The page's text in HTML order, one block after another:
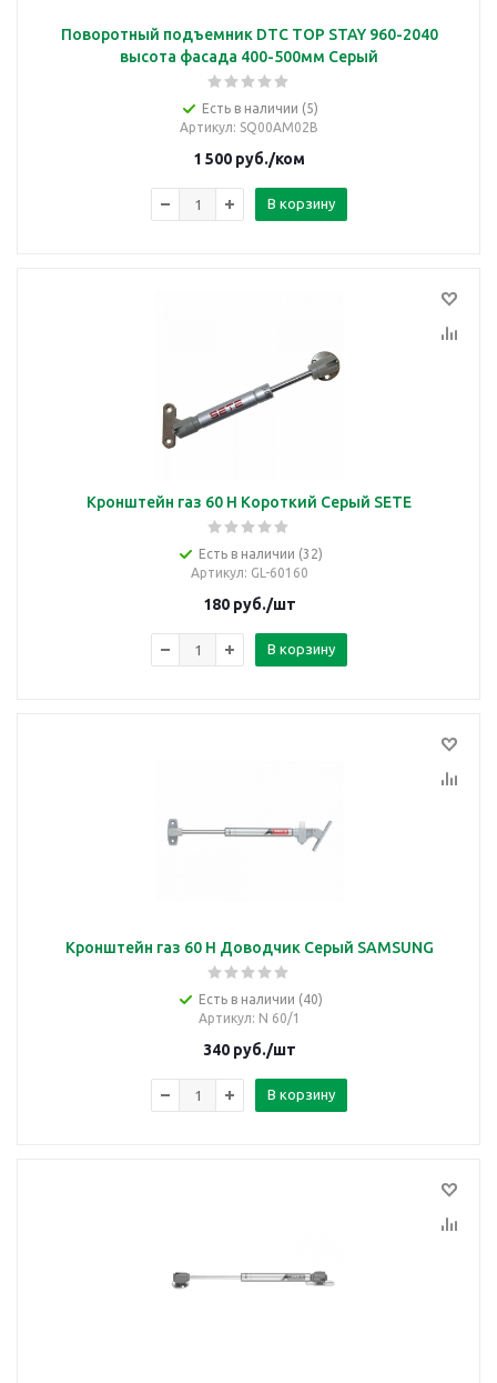
Поворотный подъемник DTC TOP STAY 960-2040
высота фасада 400-500мм Серый
Есть в наличии (5)
Артикул: SQ00AM02B
1 500 руб./ком
В корзину
Кронштейн газ 60 Н Короткий Серый SETE
Есть в наличии (32)
Артикул: GL-60160
180руб./шт
В корзину
Кронштейн газ 60 Н Доводчик Серый SAMSUNG
Есть в наличии (40)
Артикул: N 60/1
340руб./шт
В корзину